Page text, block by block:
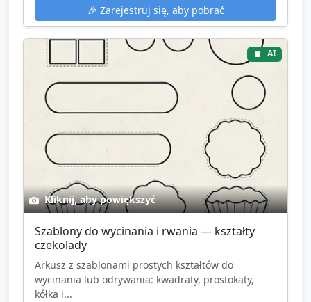
🎉 Zarejestruj się, aby pobrać
AI
Kliknij, aby powiększyć
Szablony do wycinania i rwania — kształty
czekolady
Arkusz z szablonami prostych kształtów do
wycinania lub odrywania: kwadraty, prostokąty,
kółka i...